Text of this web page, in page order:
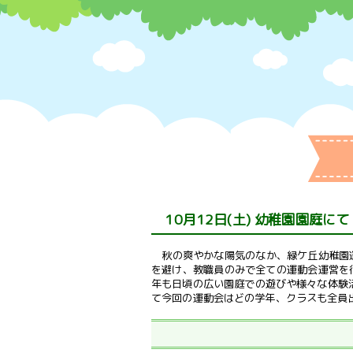
10月12日(土) 幼稚園園庭にて
秋の爽やかな陽気のなか、緑ケ丘幼稚
を避け、教職員のみで全ての運動会運営
年も日頃の広い園庭での遊びや様々な体
て今回の運動会はどの学年、クラスも全